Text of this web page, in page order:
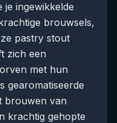
je ingewikkelde
brouwsels,
pastry stout
zich een
met hun
gearomatiseerde
brouwen van
krachtig gehopte